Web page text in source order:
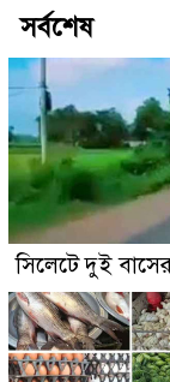
সর্বশেষ
সিলেটে দুই